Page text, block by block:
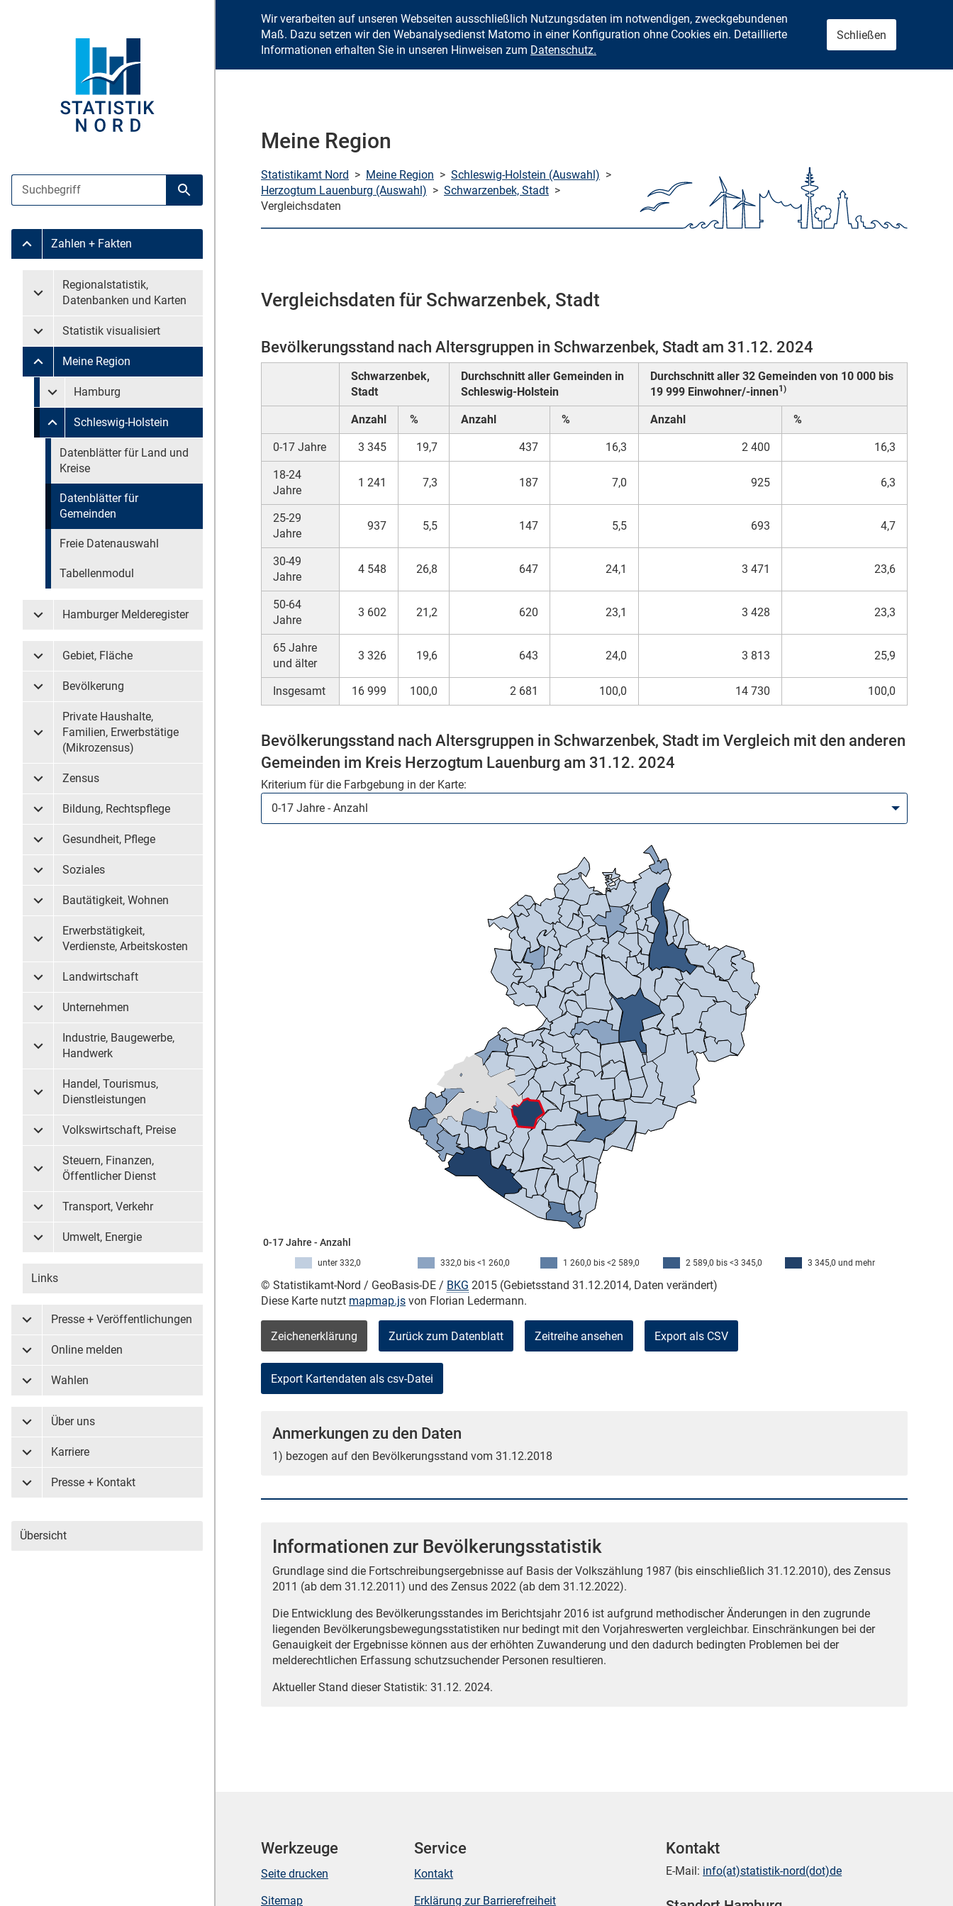
Zum Inhalt springen
Suche
Suche starten
Untermenü Zahlen + Fakten
Zahlen + Fakten
Untermenü überspringen
Untermenü Regionalstatistik, Datenbanken und Karten
Regionalstatistik,
Datenbanken und Karten
Untermenü Statistik visualisiert
Statistik visualisiert
Untermenü Meine Region
Meine Region
Untermenü überspringen
Untermenü Meine Region Hamburg
Hamburg
Untermenü Meine Region Schleswig-Holstein
Schleswig-Holstein
Untermenü überspringen
Datenblätter für Land und
Kreise
Datenblätter für
Gemeinden
Freie Datenauswahl
Tabellenmodul
Untermenü Hamburger Melderegister
Hamburger Melderegister
Untermenü Gebiet, Fläche
Gebiet, Fläche
Untermenü Bevölkerung
Bevölkerung
Untermenü Private Haushalte, Familien, Erwerbstätige (Mikrozensus)
Private Haushalte,
Familien, Erwerbstätige
(Mikrozensus)
Untermenü Zensus
Zensus
Untermenü Bildung, Rechtspflege
Bildung, Rechtspflege
Untermenü Gesundheit, Pflege
Gesundheit, Pflege
Untermenü Soziales
Soziales
Untermenü Bautätigkeit, Wohnen
Bautätigkeit, Wohnen
Untermenü Erwerbstätigkeit, Verdienste, Arbeitskosten
Erwerbstätigkeit,
Verdienste, Arbeitskosten
Untermenü Landwirtschaft
Landwirtschaft
Untermenü Unternehmen
Unternehmen
Untermenü Industrie, Baugewerbe, Handwerk
Industrie, Baugewerbe,
Handwerk
Untermenü Handel, Tourismus, Dienstleistungen
Handel, Tourismus,
Dienstleistungen
Untermenü Volkswirtschaft, Preise
Volkswirtschaft, Preise
Untermenü Steuern, Finanzen, Öffentlicher Dienst
Steuern, Finanzen,
Öffentlicher Dienst
Untermenü Transport, Verkehr
Transport, Verkehr
Untermenü Umwelt, Energie
Umwelt, Energie
Links
Untermenü Presse + Veröffentlichungen
Presse + Veröffentlichungen
Untermenü Online melden
Online melden
Untermenü Wahlen
Wahlen
Untermenü Über uns
Über uns
Untermenü Karriere
Karriere
Untermenü Presse + Kontakt
Presse + Kontakt
Übersicht
Wir verarbeiten auf unseren Webseiten ausschließlich Nutzungsdaten im notwendigen, zweckgebundenen
Maß. Dazu setzen wir den Webanalysedienst Matomo in einer Konfiguration ohne Cookies ein. Detaillierte
Informationen erhalten Sie in unseren Hinweisen zum Datenschutz.
Schließen
Meine Region
Statistikamt Nord > Meine Region > Schleswig-Holstein (Auswahl) >
Herzogtum Lauenburg (Auswahl) > Schwarzenbek, Stadt >
Vergleichsdaten
Vergleichsdaten für Schwarzenbek, Stadt
Bevölkerungsstand nach Altersgruppen in Schwarzenbek, Stadt am 31.12. 2024
Schwarzenbek,
Stadt
Durchschnitt aller Gemeinden in
Schleswig-Holstein
Durchschnitt aller 32 Gemeinden von 10 000 bis
19 999 Einwohner/-innen1)
Anzahl % Anzahl % Anzahl %
0-17 Jahre 3 345 19,7 437 16,3 2 400 16,3
18-24
Jahre
1 241 7,3 187 7,0 925 6,3
25-29
Jahre
937 5,5 147 5,5 693 4,7
30-49
Jahre
4 548 26,8 647 24,1 3 471 23,6
50-64
Jahre
3 602 21,2 620 23,1 3 428 23,3
65 Jahre
und älter
3 326 19,6 643 24,0 3 813 25,9
Insgesamt 16 999 100,0 2 681 100,0 14 730 100,0
Bevölkerungsstand nach Altersgruppen in Schwarzenbek, Stadt im Vergleich mit den anderen
Gemeinden im Kreis Herzogtum Lauenburg am 31.12. 2024
Kriterium für die Farbgebung in der Karte:
0-17 Jahre - Anzahl
3 345,0 und mehr
2 589,0 bis <3 345,0
1 260,0 bis <2 589,0
332,0 bis <1 260,0
unter 332,0
© Statistikamt-Nord / GeoBasis-DE / BKG 2015 (Gebietsstand 31.12.2014, Daten verändert)
Diese Karte nutzt mapmap.js von Florian Ledermann.
Zeichenerklärung Zurück zum Datenblatt Zeitreihe ansehen Export als CSV
Anmerkungen zu den Daten
1) bezogen auf den Bevölkerungsstand vom 31.12.2018
Informationen zur Bevölkerungsstatistik
Grundlage sind die Fortschreibungsergebnisse auf Basis der Volkszählung 1987 (bis einschließlich 31.12.2010), des Zensus
2011 (ab dem 31.12.2011) und des Zensus 2022 (ab dem 31.12.2022).
Die Entwicklung des Bevölkerungsstandes im Berichtsjahr 2016 ist aufgrund methodischer Änderungen in den zugrunde
liegenden Bevölkerungsbewegungsstatistiken nur bedingt mit den Vorjahreswerten vergleichbar. Einschränkungen bei der
Genauigkeit der Ergebnisse können aus der erhöhten Zuwanderung und den dadurch bedingten Problemen bei der
melderechtlichen Erfassung schutzsuchender Personen resultieren.
Aktueller Stand dieser Statistik: 31.12. 2024.
Werkzeuge
Seite drucken
Sitemap
Service
Kontakt
Erklärung zur Barrierefreiheit
Kontakt
E-Mail: info(at)statistik-nord(dot)de